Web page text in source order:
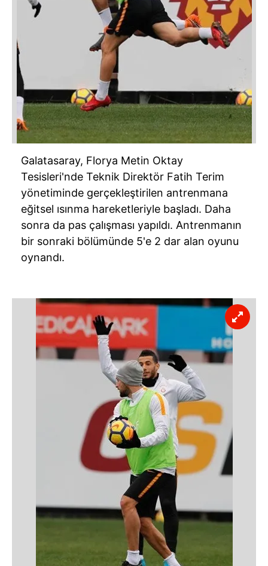
Galatasaray, Florya Metin Oktay
Tesisleri'nde Teknik Direktör Fatih Terim
yönetiminde gerçekleştirilen antrenmana
eğitsel ısınma hareketleriyle başladı. Daha
sonra da pas çalışması yapıldı. Antrenmanın
bir sonraki bölümünde 5'e 2 dar alan oyunu
oynandı.